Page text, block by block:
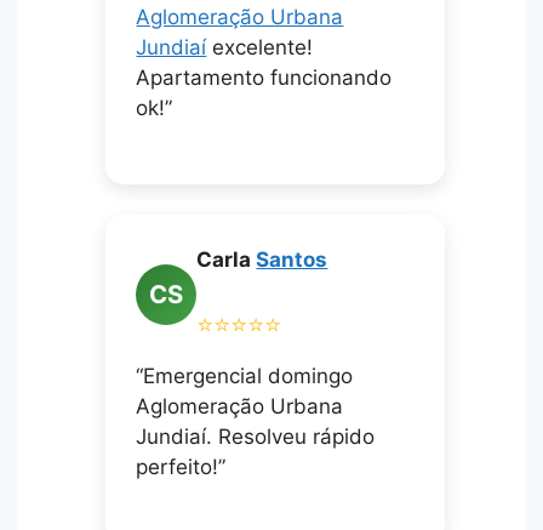
Aglomeração Urbana
Jundiaíexcelente!
Apartamento funcionando
ok!”
CS
CarlaSantos
⭐⭐⭐⭐⭐
“Emergencial domingo
Aglomeração Urbana
Jundiaí. Resolveu rápido
perfeito!”